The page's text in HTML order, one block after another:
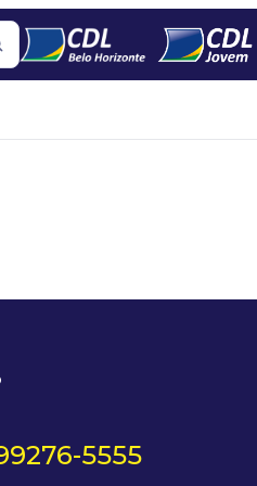
5555